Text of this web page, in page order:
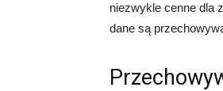
niezwykle cenne dla
dane są